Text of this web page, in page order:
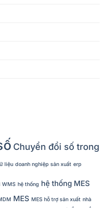
Chuyển đổi số trong
liệu doanh nghiệp sản xuất erp
WMS hệ thống hệ thống MES
MES MES hỗ trợ sản xuất nhà